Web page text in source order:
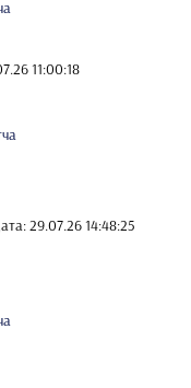
11:00:18
29.07.26 14:48:25